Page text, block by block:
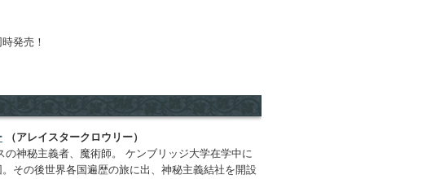
時発売！
（アレイスタークロウリー）
の神秘主義者、魔術師。 ケンブリッジ大学在学中に
。その後世界各国遍歴の旅に出、神秘主義結社を開設